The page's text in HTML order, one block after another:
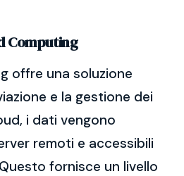
Computing
offre una soluzione
e la gestione dei
i dati vengono
remoti e accessibili
fornisce un livello